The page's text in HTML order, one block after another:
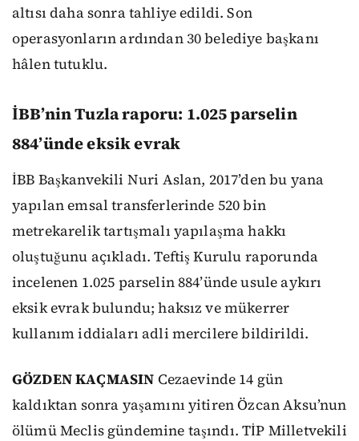
altısı daha sonra tahliye edildi. Son
operasyonların ardından 30 belediye başkanı
hâlen tutuklu.
İBB’nin Tuzla raporu: 1.025 parselin
884’ünde eksik evrak
İBB Başkanvekili Nuri Aslan, 2017’den bu yana
yapılan emsal transferlerinde 520 bin
metrekarelik tartışmalı yapılaşma hakkı
oluştuğunu açıkladı. Teftiş Kurulu raporunda
incelenen 1.025 parselin 884’ünde usule aykırı
eksik evrak bulundu; haksız ve mükerrer
kullanım iddiaları adli mercilere bildirildi.
GÖZDEN KAÇMASIN Cezaevinde 14 gün
kaldıktan sonra yaşamını yitiren Özcan Aksu’nun
ölümü Meclis gündemine taşındı. TİP Milletvekili